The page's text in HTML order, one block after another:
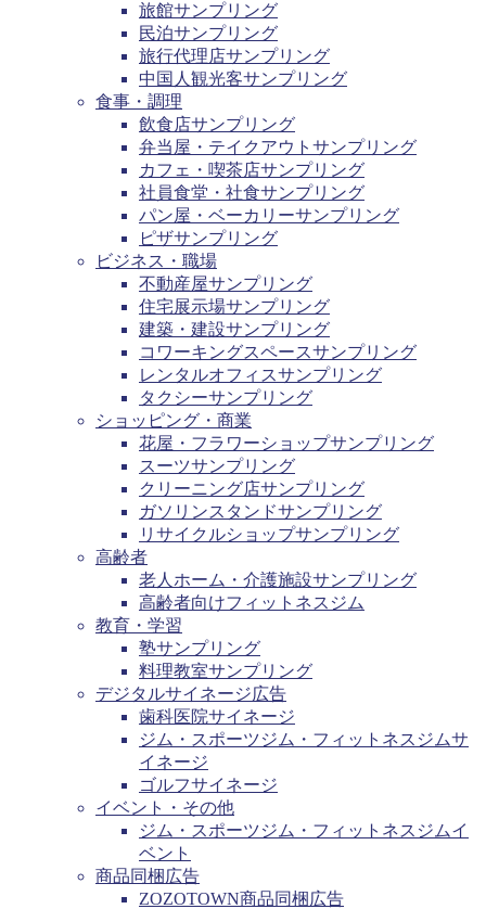
旅館サンプリング
民泊サンプリング
旅行代理店サンプリング
中国人観光客サンプリング
食事・調理
飲食店サンプリング
弁当屋・テイクアウトサンプリング
カフェ・喫茶店サンプリング
社員食堂・社食サンプリング
パン屋・ベーカリーサンプリング
ピザサンプリング
ビジネス・職場
不動産屋サンプリング
住宅展示場サンプリング
建築・建設サンプリング
コワーキングスペースサンプリング
レンタルオフィスサンプリング
タクシーサンプリング
ショッピング・商業
花屋・フラワーショップサンプリング
スーツサンプリング
クリーニング店サンプリング
ガソリンスタンドサンプリング
リサイクルショップサンプリング
高齢者
老人ホーム・介護施設サンプリング
高齢者向けフィットネスジム
教育・学習
塾サンプリング
料理教室サンプリング
デジタルサイネージ広告
歯科医院サイネージ
ジム・スポーツジム・フィットネスジムサ
イネージ
ゴルフサイネージ
イベント・その他
ジム・スポーツジム・フィットネスジムイ
ベント
商品同梱広告
ZOZOTOWN商品同梱広告